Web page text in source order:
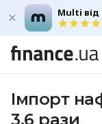
Multi від
Імпорт
3,6 рази